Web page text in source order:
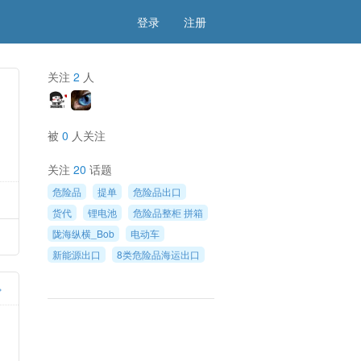
注册
登录
关注 2 人
被 0 人关注
关注 20 话题
危险品 提单
危险品出口
货代
锂电池
危险品整柜 拼箱
陇海纵横_Bob
电动车
新能源出口
8类危险品海运出口